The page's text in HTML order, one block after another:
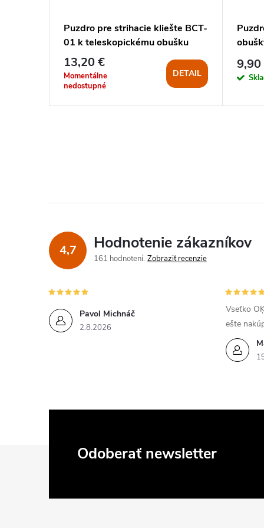
Puzdro pre strihacie kliešte BCT-
01 k teleskopickému obušku
13,20 €
Momentálne
nedostupné
DETAIL
9,90
4,7 Hodnotenie zákazníkov
161 hodnotení Zobraziť recenzie
Pavol Michnáč
2.8.2026
Vseťko
ešte
Odoberať newsletter